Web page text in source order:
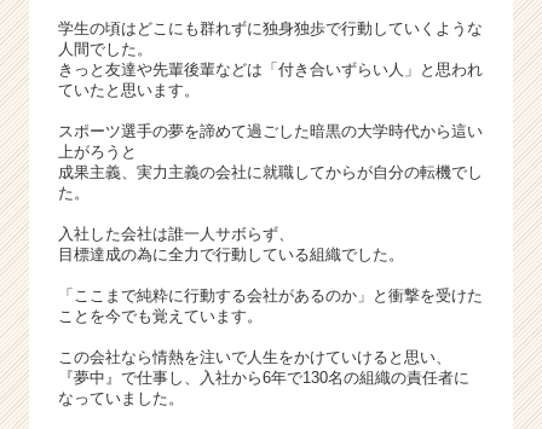
C
a
e
r）
学生の頃はどこにも群れずに独身独歩で行動していくような
人間でした。
きっと友達や先輩後輩などは「付き合いずらい人」と思われ
ていたと思います。
スポーツ選手の夢を諦めて過ごした暗黒の大学時代から這い
上がろうと
成果主義、実力主義の会社に就職してからが自分の転機でし
た。
入社した会社は誰一人サボらず、
目標達成の為に全力で行動している組織でした。
「ここまで純粋に行動する会社があるのか」と衝撃を受けた
ことを今でも覚えています。
この会社なら情熱を注いで人生をかけていけると思い、
『夢中』で仕事し、入社から6年で130名の組織の責任者に
なっていました。